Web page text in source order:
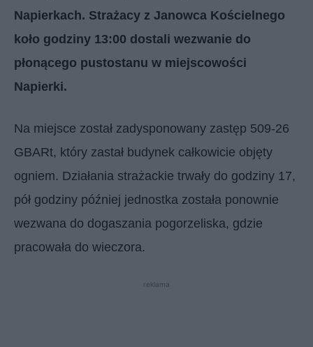
Napierkach. Strażacy z Janowca Kościelnego
koło godziny 13:00 dostali wezwanie do
płonącego pustostanu w miejscowości
Napierki.
Na miejsce został zadysponowany zastęp 509-26
GBARt, który zastał budynek całkowicie objęty
ogniem. Działania strażackie trwały do godziny 17,
pół godziny później jednostka została ponownie
wezwana do dogaszania pogorzeliska, gdzie
pracowała do wieczora.
reklama